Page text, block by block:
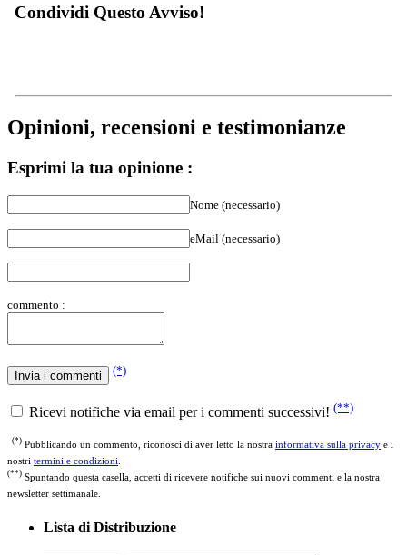
Condividi Questo Avviso!
Opinioni, recensioni e testimonianze
Esprimi la tua opinione :
Nome (necessario)
eMail (necessario)
commento :
(*)
Ricevi notifiche via email per i commenti successivi! (**)
(*) Pubblicando un commento, riconosci di aver letto la nostra informativa sulla privacy e i
nostri termini e condizioni
(**) Spuntando questa casella, accetti di ricevere notifiche sui nuovi commenti e la nostra
newsletter settimanale.
Lista di Distribuzione